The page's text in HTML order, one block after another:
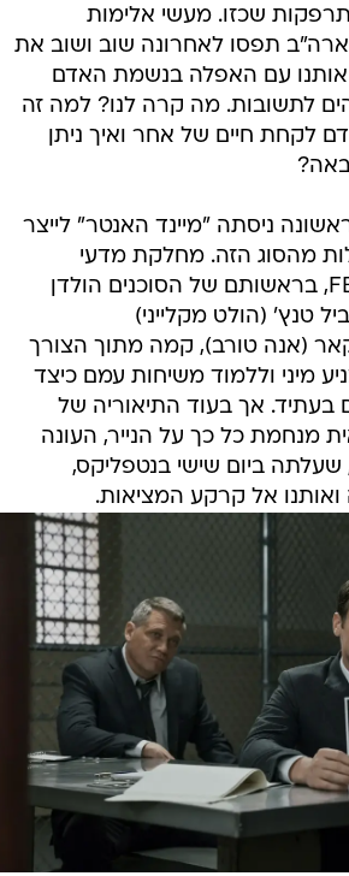
שכזו. מעשי אלימות
תפסו לאחרונה שוב ושוב את
עם האפלה בנשמת האדם
לתשובות. מה קרה לנו? למה זה
לקחת חיים של אחר ואיך ניתן
ניסתה "מיינד האנטר" לייצר
מהסוג הזה. מחלקת מדעי
ההתנהגות של ה-FBI, בראשותם של הסוכנים הולדן
טנץ' (הולט מקלייני)
קאר (אנה טורב), קמה מתוך הצורך
מיני וללמוד משיחות עמם כיצד
בעתיד. אך בעוד התיאוריה של
מנחמת כל כך על הנייר, העונה
ביום שישי בנטפליקס,
ואותנו אל קרקע המציאות.